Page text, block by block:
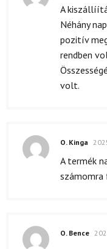
A
Néhány
pozitív
rendben
volt.
O. Kinga
A termék
O. Bence